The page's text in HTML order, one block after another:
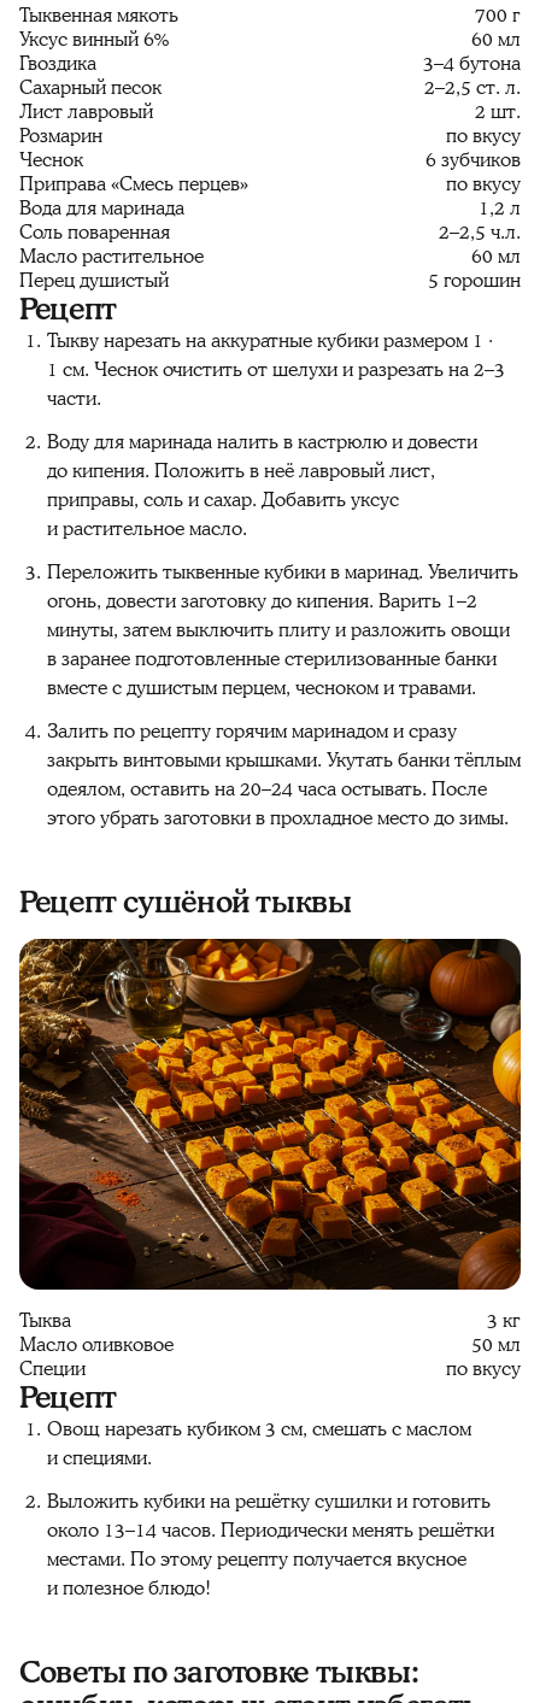
Тыквенная мякоть
700 г
Уксус винный 6%
60 мл
Гвоздика
3–4 бутона
Сахарный песок
2–2,5 ст. л.
Лист лавровый
2 шт.
Розмарин
по вкусу
Чеснок
6 зубчиков
Приправа «Смесь перцев»
по вкусу
Вода для маринада
1,2 л
Соль поваренная
2–2,5 ч.л.
Масло растительное
60 мл
Перец душистый
5 горошин
Рецепт
Тыкву нарезать на аккуратные кубики размером 1 ⋅
1 см. Чеснок очистить от шелухи и разрезать на 2–3
части.
Воду для маринада налить в кастрюлю и довести
до кипения. Положить в неё лавровый лист,
приправы, соль и сахар. Добавить уксус
и растительное масло.
Переложить тыквенные кубики в маринад. Увеличить
огонь, довести заготовку до кипения. Варить 1–2
минуты, затем выключить плиту и разложить овощи
в заранее подготовленные стерилизованные банки
вместе с душистым перцем, чесноком и травами.
Залить по рецепту горячим маринадом и сразу
закрыть винтовыми крышками. Укутать банки тёплым
одеялом, оставить на 20–24 часа остывать. После
этого убрать заготовки в прохладное место до зимы.
Рецепт сушёной тыквы
Тыква
3 кг
Масло оливковое
50 мл
Специи
по вкусу
Рецепт
Овощ нарезать кубиком 3 см, смешать с маслом
и специями.
Выложить кубики на решётку сушилки и готовить
около 13–14 часов. Периодически менять решётки
местами. По этому рецепту получается вкусное
и полезное блюдо!
Советы по заготовке тыквы: